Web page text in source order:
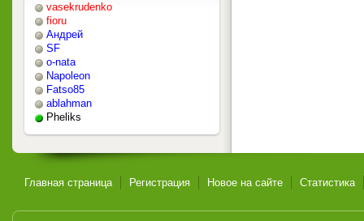
vasekrudenko
fioru
Андрей
SF
o-nata
Napoleon
Fatso85
ablahman
Pheliks
Главная страница Регистрация Новое на сайте Статистика